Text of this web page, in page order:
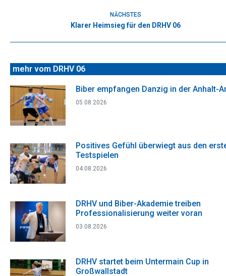
NÄCHSTES
Nächster
Klarer Heimsieg für den DRHV 06
mehr vom DRHV 06
Biber empfangen Danzig in der Anhalt-
05.08.2026
Positives Gefühl überwiegt aus den
Testspielen
04.08.2026
DRHV und Biber-Akademie treiben
Professionalisierung weiter voran
03.08.2026
DRHV startet beim Untermain Cup in
Großwallstadt